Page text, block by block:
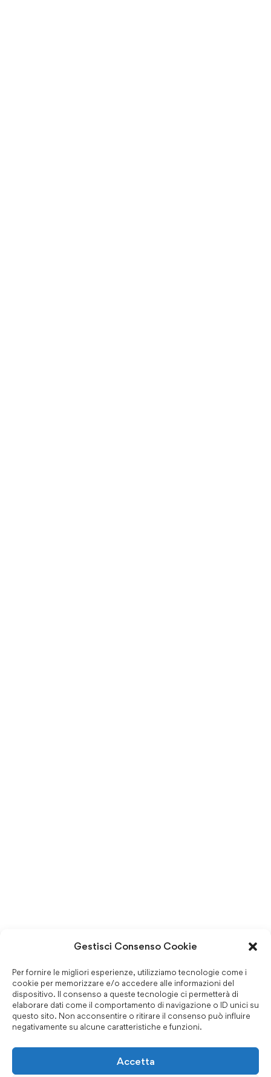
Gestisci Consenso Cookie
Per fornire le migliori esperienze, utilizziamo tecnologie come i
cookie per memorizzare e/o accedere alle informazioni del
dispositivo. Il consenso a queste tecnologie ci permetterà di
elaborare dati come il comportamento di navigazione o ID unici su
questo sito. Non acconsentire o ritirare il consenso può influire
negativamente su alcune caratteristiche e funzioni.
Accetta